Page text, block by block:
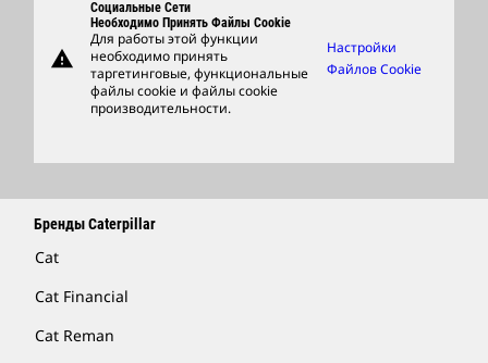
Support
Фирменные Товары
Найти Дилера
warning
Социальные Сети
Необходимо Принять Файлы Cookie
Для работы этой функции
необходимо принять
таргетинговые, функциональные
файлы cookie и файлы cookie
производительности.
Настройки
Файлов Cookie
Бренды Caterpillar
Cat
Cat Financial
Cat Reman